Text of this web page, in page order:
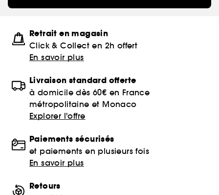
Retrait en magasin
Click & Collect en 2h offert
En savoir plus
Livraison standard offerte
à domicile dès 60€ en France
métropolitaine et Monaco
Explorer l'offre
Paiements sécurisés
et paiements en plusieurs fois
En savoir plus
Retours